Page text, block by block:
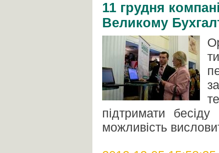
11 грудня
Великому
підтримати
можливість